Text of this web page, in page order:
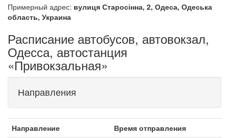
Примерный адрес: вулиця Старосінна, 2, Одеса, Одеська
область, Украина
Расписание автобусов, автовокзал,
Одесса, автостанция
«Привокзальная»
Направления
Направление
Время отправления